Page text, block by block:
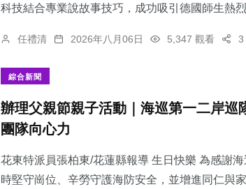
科技結合專業說故事技巧，成功吸引德國師生熱
任禮清 2026年八月06日 5,347 觀看 3
綜合新聞
辦理父親節親子活動｜海巡第一二岸巡
團隊向心力
花東特派員張柏東/花蓮縣報導 生日快樂 為感謝
時堅守崗位、辛勞守護海防安全，並增進同仁與